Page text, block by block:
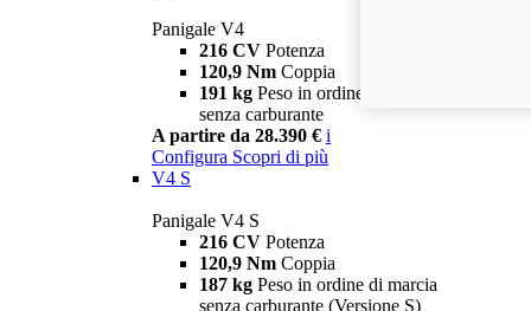
Panigale V4
216 CV Potenza
120,9 Nm Coppia
191 kg Peso in ordine di marcia
senza carburante
A partire da 28.390 € i
Configura Scopri di più
V4 S
Panigale V4 S
216 CV Potenza
120,9 Nm Coppia
187 kg Peso in ordine di marcia
senza carburante (Versione S)